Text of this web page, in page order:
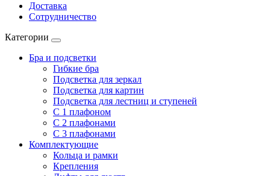
Доставка
Сотрудничество
Категории
Бра и подсветки
Гибкие бра
Подсветка для зеркал
Подсветка для картин
Подсветка для лестниц и ступеней
С 1 плафоном
С 2 плафонами
С 3 плафонами
Комплектующие
Кольца и рамки
Крепления